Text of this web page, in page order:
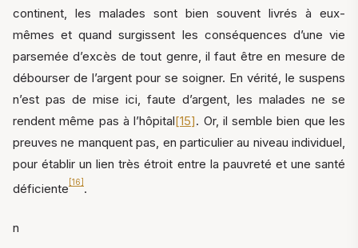
continent, les malades sont bien souvent livrés à eux-
mêmes et quand surgissent les conséquences d’une vie
parsemée d’excès de tout genre, il faut être en mesure de
débourser de l’argent pour se soigner. En vérité, le suspens
n’est pas de mise ici, faute d’argent, les malades ne se
rendent même pas à l’hôpital[15]. Or, il semble bien que les
preuves ne manquent pas, en particulier au niveau individuel,
pour établir un lien très étroit entre la pauvreté et une santé
déficiente [16] .
n